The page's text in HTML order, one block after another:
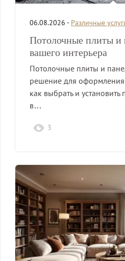
06.08.2026 - Различные
Потолочные плиты и
вашего интерьера
Потолочные плиты и
решение для оформления
как выбрать и установить
в…
3